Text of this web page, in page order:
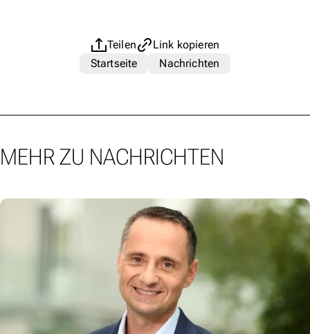
Teilen
Link kopieren
Startseite
Nachrichten
MEHR ZU NACHRICHTEN